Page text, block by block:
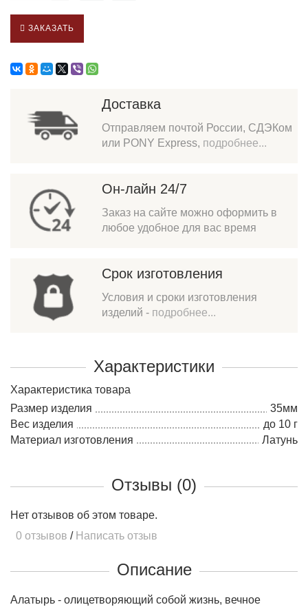
ЗАКАЗАТЬ
Доставка
Отправляем почтой России, СДЭКом
или PONY Express, подробнее...
Он-лайн 24/7
Заказ на сайте можно оформить в
любое удобное для вас время
Срок изготовления
Условия и сроки изготовления
изделий - подробнее...
Характеристики
Характеристика товара
Размер изделия
35мм
Вес изделия
до 10 г
Материал изготовления
Латунь
Отзывы (0)
Нет отзывов об этом товаре.
0 отзывов / Написать отзыв
Описание
Алатырь - олицетворяющий собой жизнь, вечное